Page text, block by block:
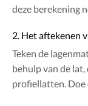
deze berekening
2. Het aftekenen
Teken de
behulp van de lat,
profiellatten. Doe